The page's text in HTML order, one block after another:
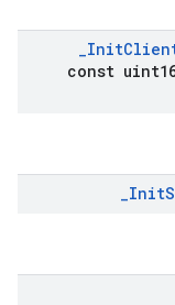
_Init
const
_Init